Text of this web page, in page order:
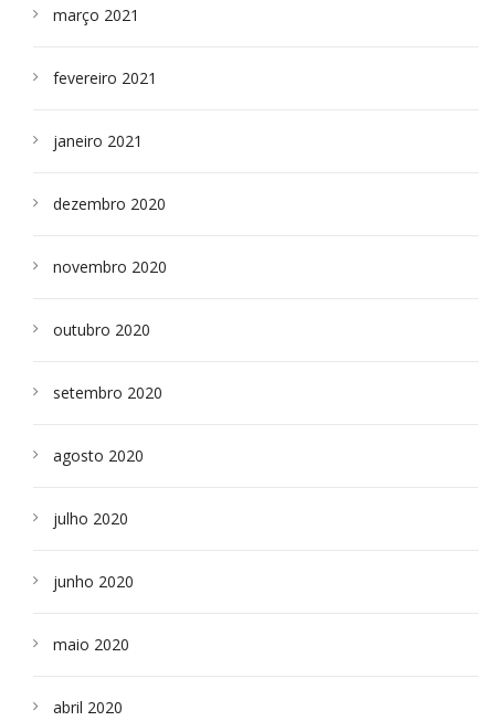
março 2021
fevereiro 2021
janeiro 2021
dezembro 2020
novembro 2020
outubro 2020
setembro 2020
agosto 2020
julho 2020
junho 2020
maio 2020
abril 2020